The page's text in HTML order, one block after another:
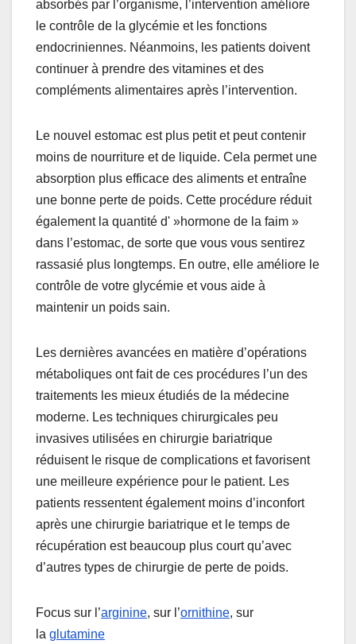
absorbés par l’organisme, l’intervention améliore
le contrôle de la glycémie et les fonctions
endocriniennes. Néanmoins, les patients doivent
continuer à prendre des vitamines et des
compléments alimentaires après l’intervention.
Le nouvel estomac est plus petit et peut contenir
moins de nourriture et de liquide. Cela permet une
absorption plus efficace des aliments et entraîne
une bonne perte de poids. Cette procédure réduit
également la quantité d' »hormone de la faim »
dans l’estomac, de sorte que vous vous sentirez
rassasié plus longtemps. En outre, elle améliore le
contrôle de votre glycémie et vous aide à
maintenir un poids sain.
Les dernières avancées en matière d’opérations
métaboliques ont fait de ces procédures l’un des
traitements les mieux étudiés de la médecine
moderne. Les techniques chirurgicales peu
invasives utilisées en chirurgie bariatrique
réduisent le risque de complications et favorisent
une meilleure expérience pour le patient. Les
patients ressentent également moins d’inconfort
après une chirurgie bariatrique et le temps de
récupération est beaucoup plus court qu’avec
d’autres types de chirurgie de perte de poids.
Focus sur l’arginine, sur l’ornithine, sur
la glutamine